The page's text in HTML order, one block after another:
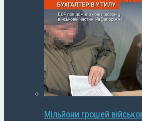
Мільйони грошей